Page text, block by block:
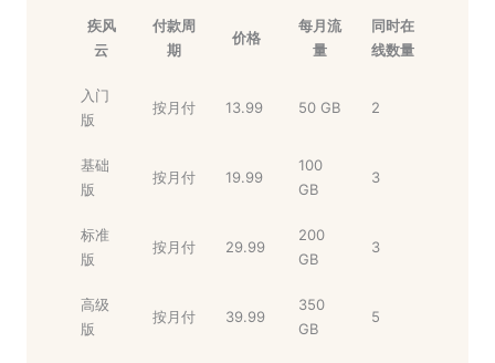
疾风
云
付款周
期
价格
每月流
量
同时在
线数量
入门
版
按月付 13.99 50 GB 2
基础
版
按月付 19.99
100
GB
3
标准
版
按月付 29.99
200
GB
3
高级
版
按月付 39.99
350
GB
5